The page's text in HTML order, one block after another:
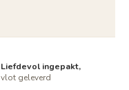
Liefdevol ingepakt,
vlot geleverd